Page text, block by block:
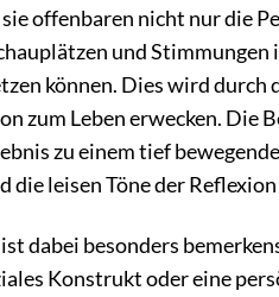
offenbaren nicht nur die
und Stimmungen
können. Dies wird
zum Leben erwecken. Die
zu einem tief
leisen Töne der
dabei besonders
Konstrukt oder eine